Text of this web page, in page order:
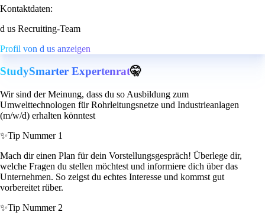
Kontaktdaten:
d us Recruiting-Team
Profil von d us anzeigen
StudySmarter Expertenrat🤫
Wir sind der Meinung, dass du so Ausbildung zum
Umwelttechnologen für Rohrleitungsnetze und Industrieanlagen
(m/w/d) erhalten könntest
✨Tip Nummer 1
Mach dir einen Plan für dein Vorstellungsgespräch! Überlege dir,
welche Fragen du stellen möchtest und informiere dich über das
Unternehmen. So zeigst du echtes Interesse und kommst gut
vorbereitet rüber.
✨Tip Nummer 2